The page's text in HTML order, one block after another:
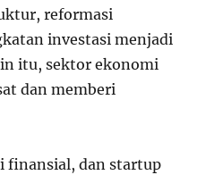
reformasi
investasi menjadi
itu, sektor ekonomi
dan memberi
finansial, dan startup